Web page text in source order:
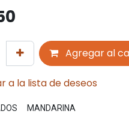
Agregar al
a la lista de deseos
MANDARINA